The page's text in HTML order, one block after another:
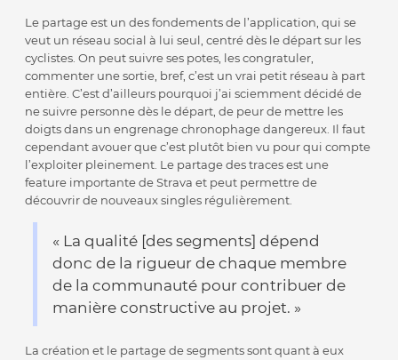
Le partage est un des fondements de l’application, qui se
veut un réseau social à lui seul, centré dès le départ sur les
cyclistes. On peut suivre ses potes, les congratuler,
commenter une sortie, bref, c’est un vrai petit réseau à part
entière. C’est d’ailleurs pourquoi j’ai sciemment décidé de
ne suivre personne dès le départ, de peur de mettre les
doigts dans un engrenage chronophage dangereux. Il faut
cependant avouer que c’est plutôt bien vu pour qui compte
l’exploiter pleinement. Le partage des traces est une
feature importante de Strava et peut permettre de
découvrir de nouveaux singles régulièrement.
« La qualité [des segments] dépend
donc de la rigueur de chaque membre
de la communauté pour contribuer de
manière constructive au projet. »
La création et le partage de segments sont quant à eux